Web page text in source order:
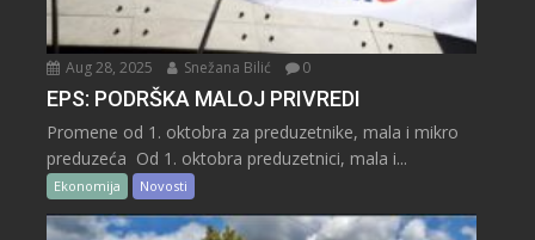
Aug 28, 2025 Snežana Bilić 0
EPS: PODRŠKA MALOJ PRIVREDI
Promene od 1. oktobra za preduzetnike, mala i mikro
preduzeća Od 1. oktobra preduzetnici, mala i...
Ekonomija Novosti